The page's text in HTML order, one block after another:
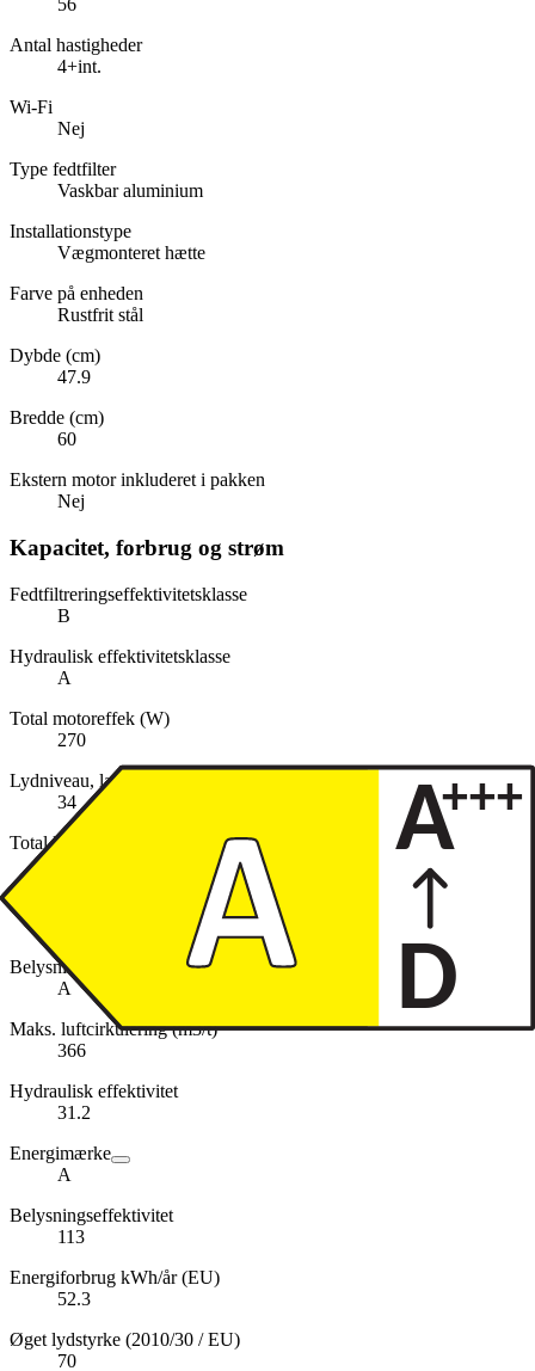
56
Antal hastigheder
4+int.
Wi-Fi
Nej
Type fedtfilter
Vaskbar aluminium
Installationstype
Vægmonteret hætte
Farve på enheden
Rustfrit stål
Dybde (cm)
47.9
Bredde (cm)
60
Ekstern motor inkluderet i pakken
Nej
Kapacitet, forbrug og strøm
Fedtfiltreringseffektivitetsklasse
B
Hydraulisk effektivitetsklasse
A
Total motoreffek (W)
270
Lydniveau, lav (dB)
34
Total lampeeffekt (W)
Lydniveau, høj (dB)
Belysningseffektivitetsklasse
A
Maks. luftcirkulering (m3/t)
366
Hydraulisk effektivitet
31.2
Energimærke
A
Belysningseffektivitet
113
Energiforbrug kWh/år (EU)
52.3
Øget lydstyrke (2010/30 / EU)
70